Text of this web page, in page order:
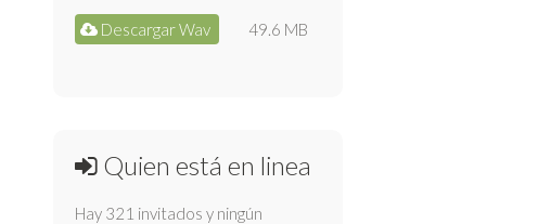
Descargar Wav 49.6 MB
Quien está en linea
Hay 321 invitados y ningún